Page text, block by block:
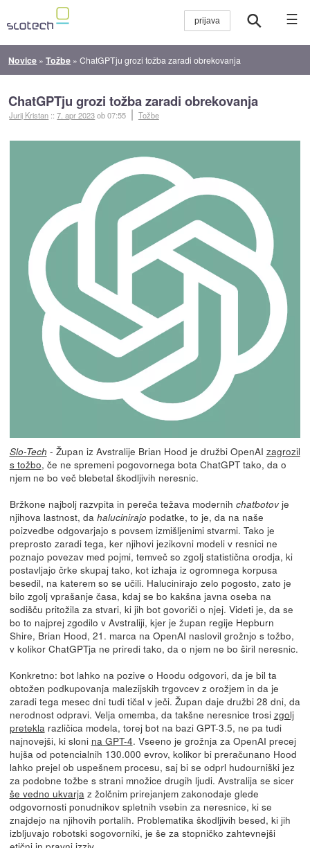
☰
Novice »Tožbe »ChatGPTju grozi tožba zaradi obrekovanja
ChatGPTju grozi tožba zaradi obrekovanja
Jurij Kristan ::7. apr 2023ob 07:55 Tožbe
Slo-Tech - Župan iz Avstralije Brian Hood je družbi OpenAI zagrozil
s tožbo, če ne spremeni pogovornega bota ChatGPT tako, da o
njem ne bo več blebetal škodljivih neresnic.
Bržkone najbolj razvpita in pereča težava modernih chatbotovje
njihova lastnost, da halucinirajo podatke, to je, da na naše
poizvedbe odgovarjajo s povsem izmišljenimi stvarmi. Tako je
preprosto zaradi tega, ker njihovi jezikovni modeli v resnici ne
poznajo povezav med pojmi, temveč so zgolj statistična orodja, ki
postavljajo črke skupaj tako, kot izhaja iz ogromnega korpusa
besedil, na katerem so se učili. Halucinirajo zelo pogosto, zato je
bilo zgolj vprašanje časa, kdaj se bo kakšna javna oseba na
sodišču pritožila za stvari, ki jih bot govoriči o njej. Videti je, da se
bo to najprej zgodilo v Avstraliji, kjer je župan regije Hepburn
Shire, Brian Hood, 21. marca na OpenAI naslovil grožnjo s tožbo,
v kolikor ChatGPTja ne priredi tako, da o njem ne bo širil neresnic.
Konkretno: bot lahko na pozive o Hoodu odgovori, da je bil ta
obtožen podkupovanja malezijskih trgovcev z orožjem in da je
zaradi tega mesec dni tudi tičal v ječi. Župan daje družbi 28 dni, da
nerodnost odpravi. Velja omemba, da takšne neresnice trosi zgolj
pretekla različica modela, torej bot na bazi GPT-3.5, ne pa tudi
najnovejši, ki sloni na GPT-4. Vseeno je grožnja za OpenAI precej
hujša od potencialnih 130.000 evrov, kolikor bi preračunano Hood
lahko prejel ob uspešnem procesu, saj bi se odprl hudourniški jez
za podobne tožbe s strani množice drugih ljudi. Avstralija se sicer
še vedno ukvarja z žolčnim prirejanjem zakonodaje glede
odgovornosti ponudnikov spletnih vsebin za neresnice, ki se
znajdejo na njihovih portalih. Problematika škodljivih besed, ki jih
izbljuvajo robotski sogovorniki, je še za stopničko zahtevnejši